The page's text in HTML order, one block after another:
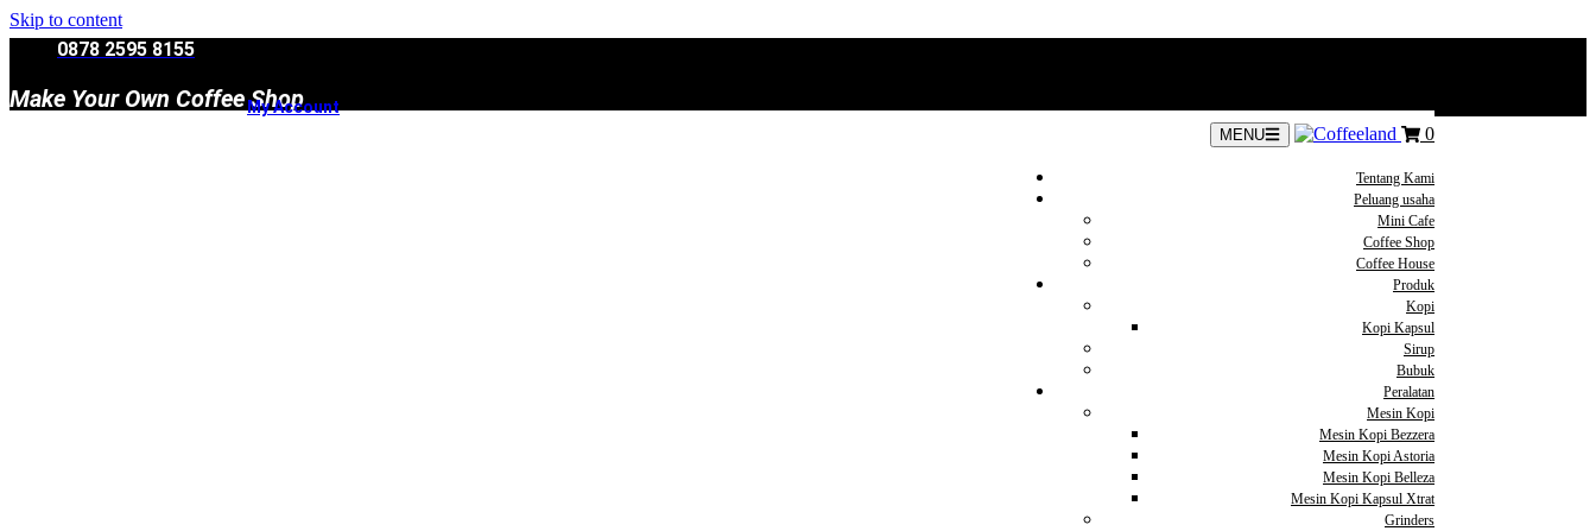
Skip to content
0878 2595 8155
Make Your Own Coffee Shop
My Account
MENU 0
Tentang Kami
Peluang usaha
Mini Cafe
Coffee Shop
Coffee House
Produk
Kopi
Kopi Kapsul
Sirup
Bubuk
Peralatan
Mesin Kopi
Mesin Kopi Bezzera
Mesin Kopi Astoria
Mesin Kopi Belleza
Mesin Kopi Kapsul Xtrat
Grinders